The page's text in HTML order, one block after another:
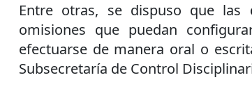
Entre otras, se dispuso que las
omisiones que puedan
efectuarse de manera oral o
Subsecretaría de Control